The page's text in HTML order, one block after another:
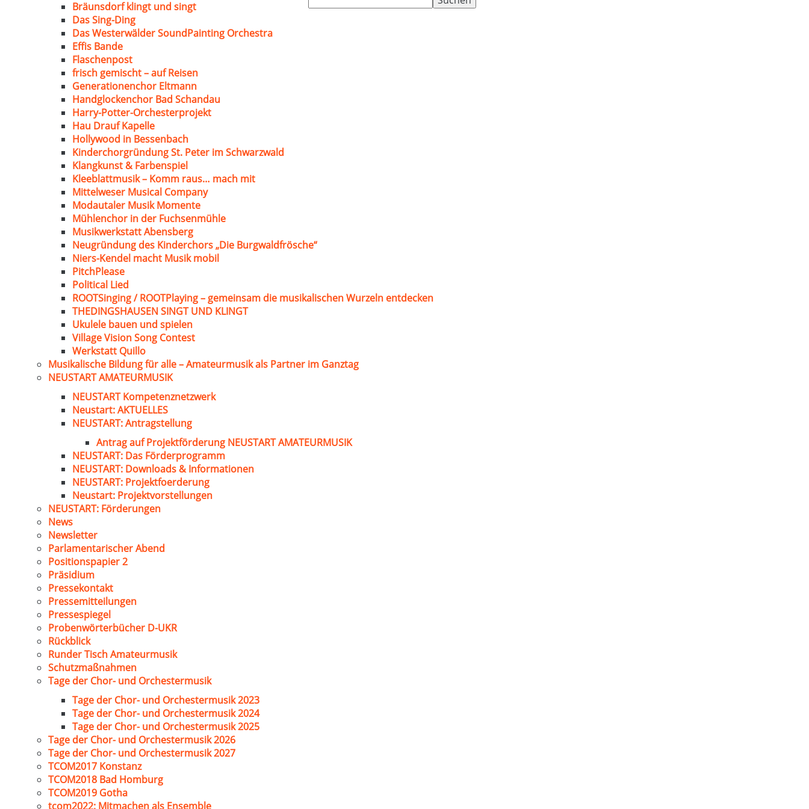
nach:
Bräunsdorf klingt und singt
Das Sing-Ding
Das Westerwälder SoundPainting Orchestra
Effis Bande
Flaschenpost
frisch gemischt – auf Reisen
Generationenchor Eltmann
Handglockenchor Bad Schandau
Harry-Potter-Orchesterprojekt
Hau Drauf Kapelle
Hollywood in Bessenbach
Kinderchorgründung St. Peter im Schwarzwald
Klangkunst & Farbenspiel
Kleeblattmusik – Komm raus… mach mit
Mittelweser Musical Company
Modautaler Musik Momente
Mühlenchor in der Fuchsenmühle
Musikwerkstatt Abensberg
Neugründung des Kinderchors „Die Burgwaldfrösche“
Niers-Kendel macht Musik mobil
PitchPlease
Political Lied
ROOTSinging / ROOTPlaying – gemeinsam die musikalischen Wurzeln entdecken
THEDINGSHAUSEN SINGT UND KLINGT
Ukulele bauen und spielen
Village Vision Song Contest
Werkstatt Quillo
Musikalische Bildung für alle – Amateurmusik als Partner im Ganztag
NEUSTART AMATEURMUSIK
NEUSTART Kompetenznetzwerk
Neustart: AKTUELLES
NEUSTART: Antragstellung
Antrag auf Projektförderung NEUSTART AMATEURMUSIK
NEUSTART: Das Förderprogramm
NEUSTART: Downloads & Informationen
NEUSTART: Projektfoerderung
Neustart: Projektvorstellungen
NEUSTART: Förderungen
News
Newsletter
Parlamentarischer Abend
Positionspapier 2
Präsidium
Pressekontakt
Pressemitteilungen
Pressespiegel
Probenwörterbücher D-UKR
Rückblick
Runder Tisch Amateurmusik
Schutzmaßnahmen
Tage der Chor- und Orchestermusik
Tage der Chor- und Orchestermusik 2023
Tage der Chor- und Orchestermusik 2024
Tage der Chor- und Orchestermusik 2025
Tage der Chor- und Orchestermusik 2026
Tage der Chor- und Orchestermusik 2027
TCOM2017 Konstanz
TCOM2018 Bad Homburg
TCOM2019 Gotha
tcom2022: Mitmachen als Ensemble